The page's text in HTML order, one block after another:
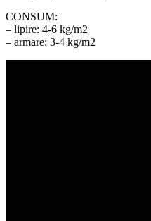
CONSUM:
– lipire: 4-6 kg/m2
– armare: 3-4 kg/m2